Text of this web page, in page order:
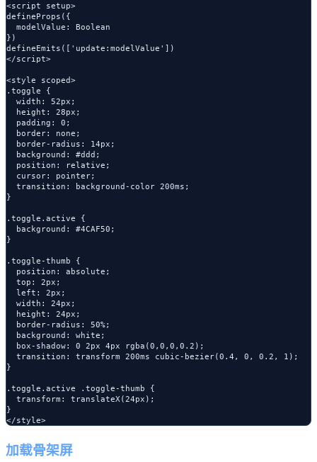
<script setup>
defineProps({
  modelValue: Boolean
})
defineEmits(['update:modelValue'])
</script>
<style scoped>
.toggle {
  width: 52px;
  height: 28px;
  padding: 0;
  border: none;
  border-radius: 14px;
  background: #ddd;
  position: relative;
  cursor: pointer;
  transition: background-color 200ms;
}
.toggle.active {
  background: #4CAF50;
}
.toggle-thumb {
  position: absolute;
  top: 2px;
  left: 2px;
  width: 24px;
  height: 24px;
  border-radius: 50%;
  background: white;
  box-shadow: 0 2px 4px rgba(0,0,0,0.2);
  transition: transform 200ms cubic-bezier(0.4, 0, 0.2, 1);
}
.toggle.active .toggle-thumb {
  transform: translateX(24px);
}
加载骨架屏